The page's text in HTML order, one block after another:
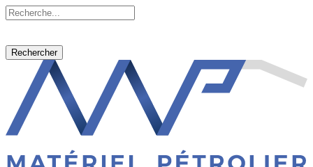
Rechercher